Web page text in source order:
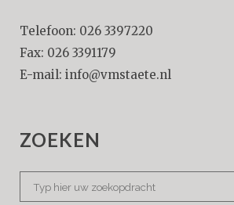
Telefoon: 026 3397220
Fax: 026 3391179
E-mail: info@vmstaete.nl
ZOEKEN